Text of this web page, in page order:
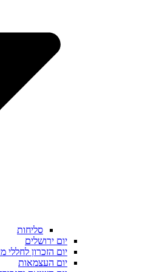
סליחות
יום ירושלים
יום הזכרון
יום העצמאות